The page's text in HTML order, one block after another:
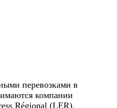
перевозками в
компании
Régional (LER).